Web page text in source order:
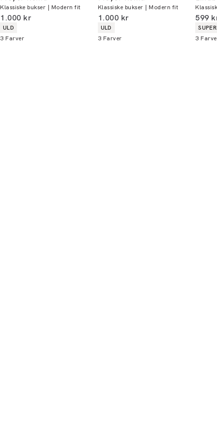
Du kan indløse din bonus 365 dage om året i
alle butikker og online.
Klassiske bukser | Modern fit
I alt (inkl. rabat)
1.000 kr
Produkt egenskaber
ULD
3 Farver
Klassiske bukser | Modern fit
I alt (inkl. rabat)
1.000 kr
Produkt egenskaber
ULD
3 Farver
I alt
599
3